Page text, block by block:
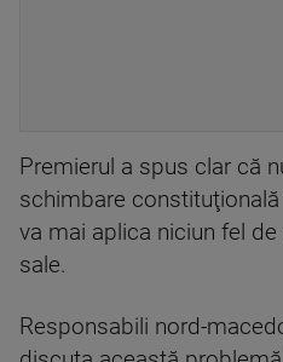
Premierul a spus clar că
schimbare
va mai aplica niciun fel
sale.
Responsabili nord-